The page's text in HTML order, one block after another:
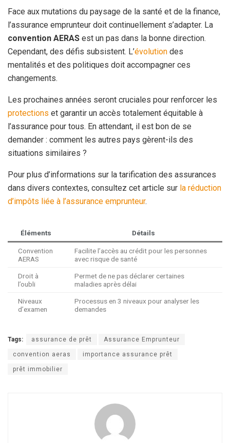
Face aux mutations du paysage de la santé et de la finance,
l’assurance emprunteur doit continuellement s’adapter. La
convention AERAS est un pas dans la bonne direction.
Cependant, des défis subsistent. L’évolution des
mentalités et des politiques doit accompagner ces
changements.
Les prochaines années seront cruciales pour renforcer les
protections et garantir un accès totalement équitable à
l’assurance pour tous. En attendant, il est bon de se
demander : comment les autres pays gèrent-ils des
situations similaires ?
Pour plus d’informations sur la tarification des assurances
dans divers contextes, consultez cet article sur la réduction
d’impôts liée à l’assurance emprunteur.
Éléments Détails
Convention
AERAS
Facilite l’accès au crédit pour les personnes
avec risque de santé
Droit à
l’oubli
Permet de ne pas déclarer certaines
maladies après délai
Niveaux
d’examen
Processus en 3 niveaux pour analyser les
demandes
Tags: assurance de prêt Assurance Emprunteur
convention aeras importance assurance prêt
prêt immobilier